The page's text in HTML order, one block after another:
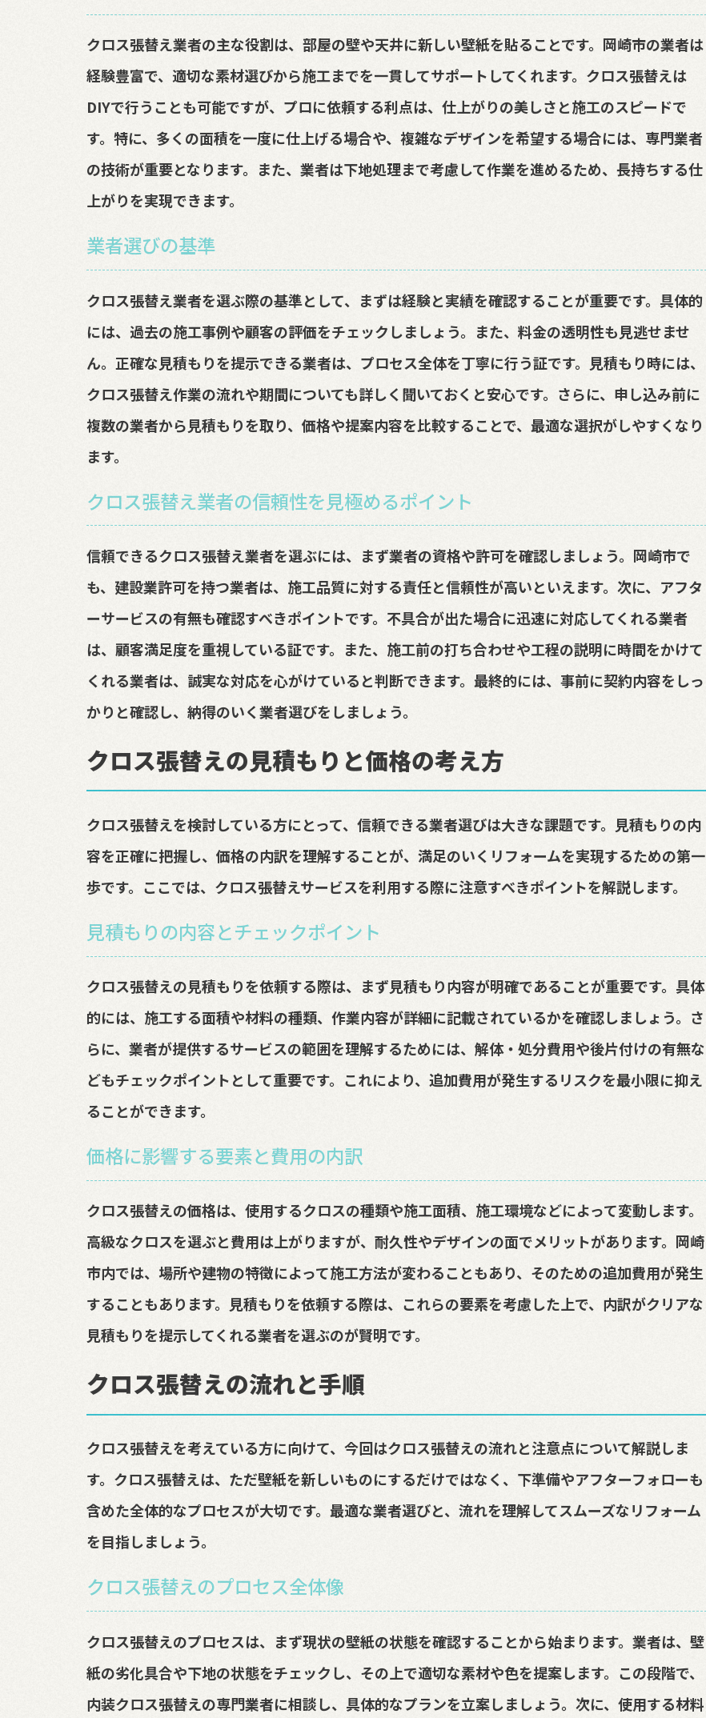
クロス張替え業者の主な役割は、部屋の壁や天井に新しい壁紙を貼ることです。岡崎市の業者は
経験豊富で、適切な素材選びから施工までを一貫してサポートしてくれます。クロス張替えは
DIYで行うことも可能ですが、プロに依頼する利点は、仕上がりの美しさと施工のスピードで
す。特に、多くの面積を一度に仕上げる場合や、複雑なデザインを希望する場合には、専門業者
の技術が重要となります。また、業者は下地処理まで考慮して作業を進めるため、長持ちする仕
上がりを実現できます。
業者選びの基準
クロス張替え業者を選ぶ際の基準として、まずは経験と実績を確認することが重要です。具体的
には、過去の施工事例や顧客の評価をチェックしましょう。また、料金の透明性も見逃せませ
ん。正確な見積もりを提示できる業者は、プロセス全体を丁寧に行う証です。見積もり時には、
クロス張替え作業の流れや期間についても詳しく聞いておくと安心です。さらに、申し込み前に
複数の業者から見積もりを取り、価格や提案内容を比較することで、最適な選択がしやすくなり
ます。
クロス張替え業者の信頼性を見極めるポイント
信頼できるクロス張替え業者を選ぶには、まず業者の資格や許可を確認しましょう。岡崎市で
も、建設業許可を持つ業者は、施工品質に対する責任と信頼性が高いといえます。次に、アフタ
ーサービスの有無も確認すべきポイントです。不具合が出た場合に迅速に対応してくれる業者
は、顧客満足度を重視している証です。また、施工前の打ち合わせや工程の説明に時間をかけて
くれる業者は、誠実な対応を心がけていると判断できます。最終的には、事前に契約内容をしっ
かりと確認し、納得のいく業者選びをしましょう。
クロス張替えの見積もりと価格の考え方
クロス張替えを検討している方にとって、信頼できる業者選びは大きな課題です。見積もりの内
容を正確に把握し、価格の内訳を理解することが、満足のいくリフォームを実現するための第一
歩です。ここでは、クロス張替えサービスを利用する際に注意すべきポイントを解説します。
見積もりの内容とチェックポイント
クロス張替えの見積もりを依頼する際は、まず見積もり内容が明確であることが重要です。具体
的には、施工する面積や材料の種類、作業内容が詳細に記載されているかを確認しましょう。さ
らに、業者が提供するサービスの範囲を理解するためには、解体・処分費用や後片付けの有無な
どもチェックポイントとして重要です。これにより、追加費用が発生するリスクを最小限に抑え
ることができます。
価格に影響する要素と費用の内訳
クロス張替えの価格は、使用するクロスの種類や施工面積、施工環境などによって変動します。
高級なクロスを選ぶと費用は上がりますが、耐久性やデザインの面でメリットがあります。岡崎
市内では、場所や建物の特徴によって施工方法が変わることもあり、そのための追加費用が発生
することもあります。見積もりを依頼する際は、これらの要素を考慮した上で、内訳がクリアな
見積もりを提示してくれる業者を選ぶのが賢明です。
クロス張替えの流れと手順
クロス張替えを考えている方に向けて、今回はクロス張替えの流れと注意点について解説しま
す。クロス張替えは、ただ壁紙を新しいものにするだけではなく、下準備やアフターフォローも
含めた全体的なプロセスが大切です。最適な業者選びと、流れを理解してスムーズなリフォーム
を目指しましょう。
クロス張替えのプロセス全体像
クロス張替えのプロセスは、まず現状の壁紙の状態を確認することから始まります。業者は、壁
紙の劣化具合や下地の状態をチェックし、その上で適切な素材や色を提案します。この段階で、
内装クロス張替えの専門業者に相談し、具体的なプランを立案しましょう。次に、使用する材料